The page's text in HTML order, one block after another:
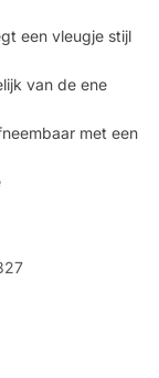
een vleugje stijl
van de ene
met een